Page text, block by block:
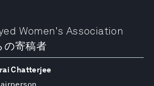
Women's Association
の寄稿者
Chatterjee